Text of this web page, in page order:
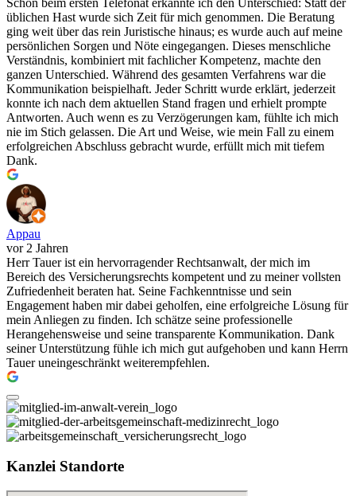
üblichen Hast wurde sich Zeit für mich genommen. Die Beratung
ging weit über das rein Juristische hinaus; es wurde auch auf meine
persönlichen Sorgen und Nöte eingegangen. Dieses menschliche
Verständnis, kombiniert mit fachlicher Kompetenz, machte den
ganzen Unterschied. Während des gesamten Verfahrens war die
Kommunikation beispielhaft. Jeder Schritt wurde erklärt, jederzeit
konnte ich nach dem aktuellen Stand fragen und erhielt prompte
Antworten. Auch wenn es zu Verzögerungen kam, fühlte ich mich
nie im Stich gelassen. Die Art und Weise, wie mein Fall zu einem
erfolgreichen Abschluss gebracht wurde, erfüllt mich mit tiefem
Dank.
Appau
vor 2 Jahren
Herr Tauer ist ein hervorragender Rechtsanwalt, der mich im
Bereich des Versicherungsrechts kompetent und zu meiner vollsten
Zufriedenheit beraten hat. Seine Fachkenntnisse und sein
Engagement haben mir dabei geholfen, eine erfolgreiche Lösung für
mein Anliegen zu finden. Ich schätze seine professionelle
Herangehensweise und seine transparente Kommunikation. Dank
seiner Unterstützung fühle ich mich gut aufgehoben und kann Herrn
Tauer uneingeschränkt weiterempfehlen.
Kanzlei Standorte